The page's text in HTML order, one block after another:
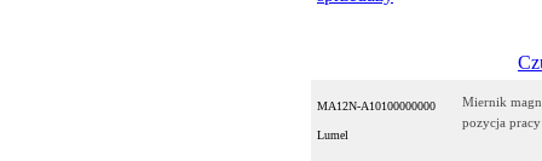
MA12N-A10100000000
Lumel
Miernik
pozycja